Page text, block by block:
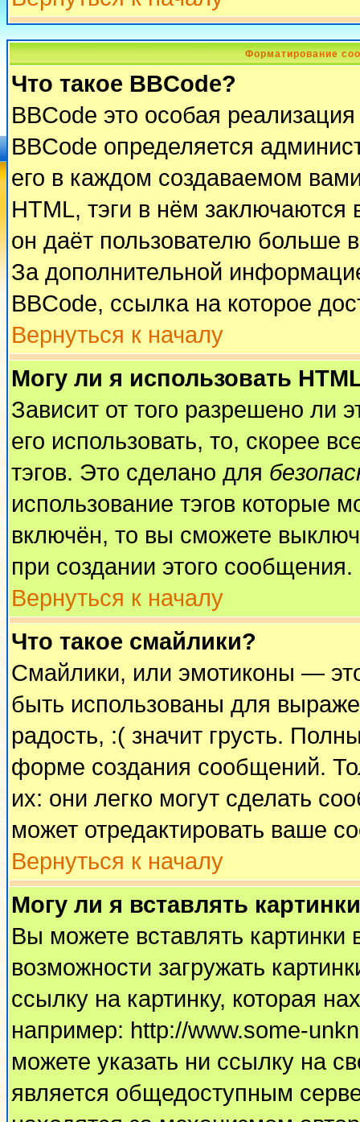
Форматирование
Что такое BBCode?
BBCode это особая
BBCode определяется
его в каждом создаваемом
HTML, тэги в нём заключаются
он даёт пользователю больше
За дополнительной
BBCode, ссылка на которое
Вернуться к началу
Могу ли я использовать
Зависит от того разрешено ли
его использовать, то, скорее
тэгов. Это сделано для
использование тэгов которые
включён, то вы сможете
при создании этого сообщения.
Вернуться к началу
Что такое смайлики?
Смайлики, или эмотиконы —
быть использованы для
радость, :( значит грусть.
форме создания сообщений.
их: они легко могут сделать
может отредактировать ваше
Вернуться к началу
Могу ли я вставлять
Вы можете вставлять
возможности загружать
ссылку на картинку, которая
например: http://www.some-
можете указать ни ссылку на
является общедоступным